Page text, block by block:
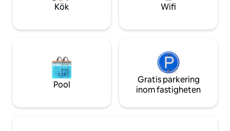
Kök Wifi
Pool
Gratis parkering
inom fastigheten